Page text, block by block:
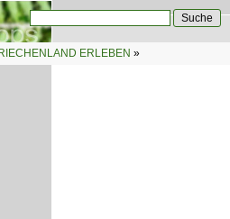
Suchformular
ERLEBEN »